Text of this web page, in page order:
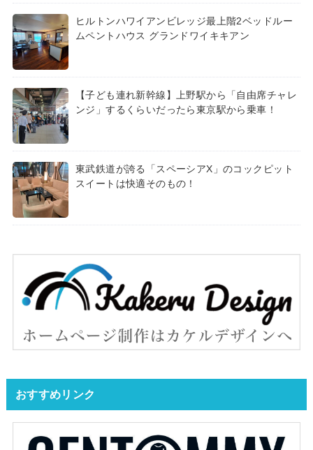
ヒルトンハワイアンビレッジ最上階2ベッドルー
ムペントハウス グランドワイキキアン
【子ども連れ新幹線】上野駅から「自由席チャレ
ンジ」するくらいだったら東京駅から乗車！
東武鉄道が誇る「スペーシアX」のコックピット
スイートは快適そのもの！
おすすめリンク